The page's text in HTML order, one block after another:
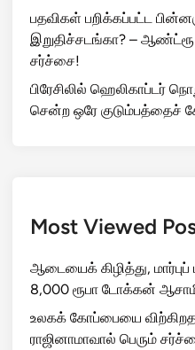
பதவிகள் பறிக்கப்பட்ட
இறுதிச்சடங்கா? – ஆண்ட்ரூ
சர்ச்சை!
பிரேசிலில் ஹெலிகாப்டர்
சென்ற ஒரே குடும்பத்தைச்
Most Viewed
ஆடையைக் கிழித்து,
8,000 ரூபா டோக்கன்
உலகக் கோப்பையை
ராஜினாமாவால் பெரும்